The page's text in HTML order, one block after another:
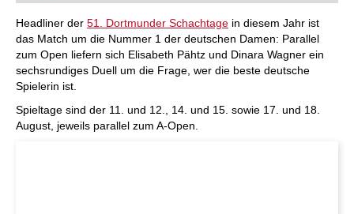
individueller als je zuvor.
Headliner der 51. Dortmunder Schachtage in diesem Jahr ist
das Match um die Nummer 1 der deutschen Damen: Parallel
zum Open liefern sich Elisabeth Pähtz und Dinara Wagner ein
sechsrundiges Duell um die Frage, wer die beste deutsche
Spielerin ist.
Spieltage sind der 11. und 12., 14. und 15. sowie 17. und 18.
August, jeweils parallel zum A-Open.